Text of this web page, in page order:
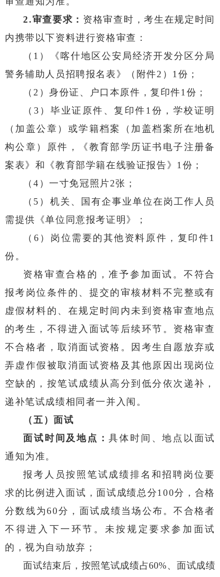
2.审查要求： 资格审查时，考生在规定时间
内携带以下资料进行资格审查：
（ 1 ）《喀什地区公安局经济开发分区分局
警务辅助人员招聘报名表》（附件2 ） 1 份；
（ 2 ）身份证、户口本原件，复印件1 份；
（ 3 ）毕业证原件、复印件1 份，学校证明
（加盖公章）或学籍档案（加盖档案所在地机
构公章）原件，《教育部学历证书电子注册备
案表》和《教育部学籍在线验证报告》 1 份；
（ 4 ）一寸免冠照片2张；
（ 5 ）机关、国有企事业单位在岗工作人员
需提供《单位同意报考证明》；
（ 6 ）岗位需要的其他资料原件，复印件1
份。
资格审查合格的，准予参加面试。不符合
报考岗位条件的、提交的审核材料不完整或有
虚假材料的、在规定时间内未到资格审查地点
的考生，不得进入面试等后续环节。资格审查
不合格者，取消面试资格。因考生自愿放弃或
弄虚作假被取消面试资格及其他原因出现岗位
空缺的，按笔试成绩从高分到低分依次递补，
递补笔试成绩相同者一并入闱。
（五）面试
面试时间及地点：具体时间、地点以面试
通知为准。
报考人员按照笔试成绩排名和招聘岗位要
求的比例进入面试，面试成绩总分100分，合格
分数线为60分，面试成绩当场公布。不合格者
不得进入下一环节。未按规定要求参加面试
的，视为自动放弃 ；
面试结束后，按照笔试成绩占60%、面试成绩